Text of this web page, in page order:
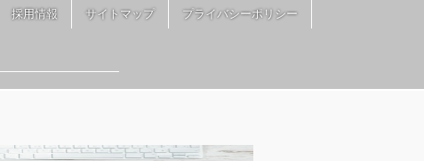
採用情報 サイトマップ プライバシーポリシー